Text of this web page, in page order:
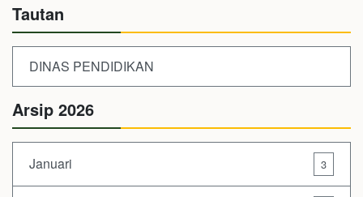
Tautan
DINAS PENDIDIKAN
Arsip 2026
Januari 3